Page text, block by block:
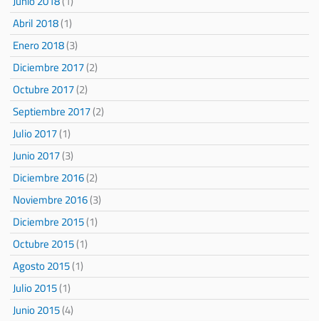
Abril 2018(1)
Enero 2018(3)
Diciembre 2017(2)
Octubre 2017(2)
Septiembre 2017(2)
Julio 2017(1)
Junio 2017(3)
Diciembre 2016(2)
Noviembre 2016(3)
Diciembre 2015(1)
Octubre 2015(1)
Agosto 2015(1)
Julio 2015(1)
Junio 2015(4)